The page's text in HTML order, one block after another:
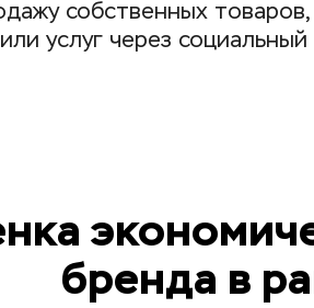
собственных товаров,
услуг через социальный
бренда в